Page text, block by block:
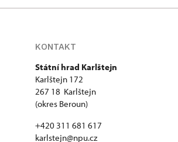
KONTAKT
Státní hrad Karlštejn
Karlštejn 172
267 18 Karlštejn
(okres Beroun)
+420 311 681 617
karlstejn@npu.cz